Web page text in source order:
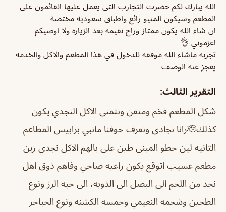
الله يبارك لكم حضرت التجارب التى يعمل عليها القائمون على
المطعم وسيكون المنيو رائع واطباق سعودية مختصة
ان شاء الله يكون ممتاز وراح نقيمه بعد الزياره ولا اوصيكم
اعزموني 👌
تجربه ماشاء الله موفقه للدخول في هذا المطعم والاكل والخدمه
يعجز عنه الوصف
التقرير الثالث:
شكل المطعم فخم ومتقن ونتمنى الاكل النجدي يكون
كذلك🫡رانا نجادى ونعرف حوفنا مانبي برابيس المطاعم
الثانيه لين حطو المبنى طين على بالهم الاكل نجدي زين
مطعم عسيب اتوقع يكون راعيه صاحي وفاهم ذوق اهل
نجد من اللحم الى البصل الى الذوبه، الى حبه الرز ونوع
الطحين وشحمه النعيمي وحمسه الكشنه ونوع الحباحر